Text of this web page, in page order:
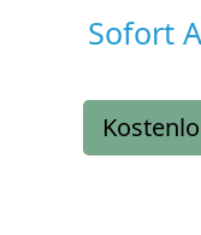
Sofort